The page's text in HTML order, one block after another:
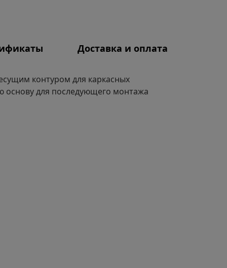
Доставка и оплата
контуром для каркасных
основу для последующего монтажа